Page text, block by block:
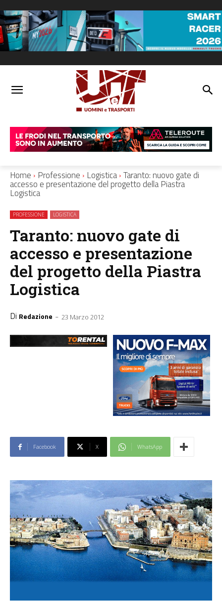
Home Professione Logistica Taranto: nuovo gate di
accesso e presentazione del progetto della Piastra
Logistica
PROFESSIONE LOGISTICA
Taranto: nuovo gate di
accesso e presentazione
del progetto della Piastra
Logistica
Di Redazione - 23 Marzo 2012
Facebook X WhatsApp